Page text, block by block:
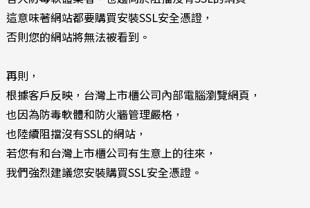
這意味著網站都要購買安裝SSL安全憑證，
否則您的網站將無法被看到。
再則，
根據客戶反映，台灣上市櫃公司內部電腦瀏覽網頁，
也因為防毒軟體和防火牆管理嚴格，
也陸續阻擋沒有SSL的網站，
若您有和台灣上市櫃公司有生意上的往來，
我們強烈建議您安裝購買SSL安全憑證。